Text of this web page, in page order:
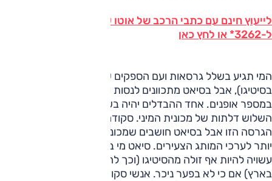
לייעוץ חינם עם כתבי הרכב של אוטו על כל דגמי סיאט חייג
ל-3262* או לחץ כאן
בסיטיגו), אבל בסיאט מתכוונים לנסות ולבדל את עצמם מסקודה
במספר אופנים. אחד ההבדלים יהיה בשימת דגש מיוחד על גרסת
השלוש דלתות של מכונית המיני. סקודה אינם מביאים את
הגרסה הזו אבל בסיאט חושבים שמכונית שכזו יכולה להתאים
יותר לערכי המותג הצעירים. סיאט מי בגרסת השלוש דלתות
עשויה להיות אף זולה מהסיטיגו (וכך להיות מכונית המיני הזולה
בארץ) אם כי לא בפער ניכר. אנשי סקודה טענו בהשקת הסיטיגו